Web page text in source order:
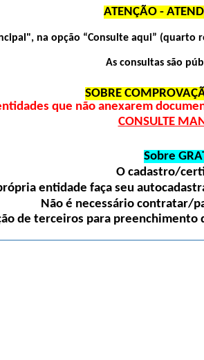
ATENÇÃO -
na opção “Consulte aqui” (quarto
As consultas são
SOBRE
que não anexarem
CONSULTE
Sobre
O cadastro/
entidade faça seu
Não é necessário contratar/
de terceiros para